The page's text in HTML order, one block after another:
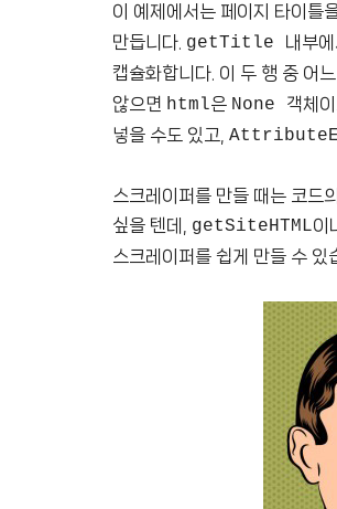
이 예제에서는 페이지 타이틀
만듭니다. getTitle 내부
캡슐화합니다. 이 두 행 중 어
않으면 html은 None 객체
넣을 수도 있고,
스크레이퍼를 만들 때는 코드
싶을 텐데, getSiteHTML이
스크레이퍼를 쉽게 만들 수 있